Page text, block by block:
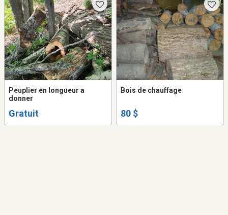
Peuplier en longueur a
donner
Gratuit
Bois de chauffage
80 $